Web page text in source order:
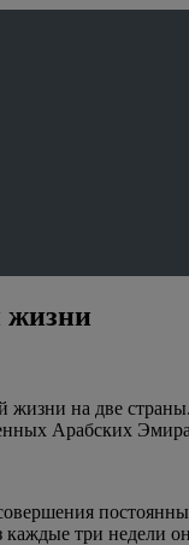
жизни
на две
Арабских
три недели